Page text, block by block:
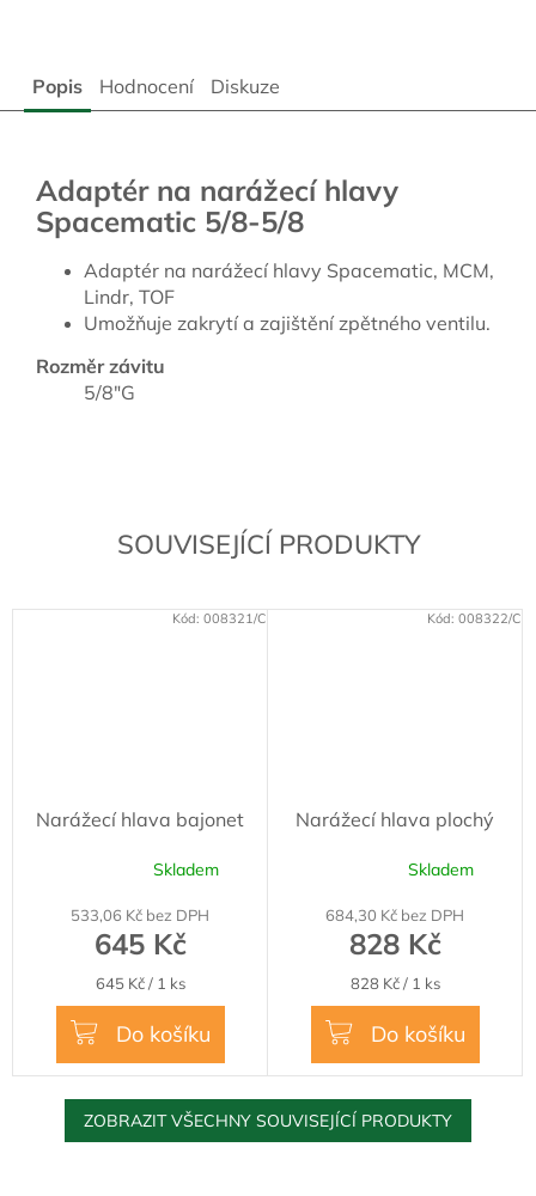
SOUVISEJÍCÍ PRODUKTY
Narážecí hlava bajonet
produktu
hvězdiček.
Skladem
533,06 Kč bez DPH
645 Kč
Měrná
cena:
645 Kč / 1 ks
Do košíku
Kód: 008321/C
Narážecí hlava plochý
produktu
hvězdiček.
Skladem
684,30 Kč bez DPH
828 Kč
Měrná
cena:
828 Kč / 1 ks
Do košíku
Kód: 008322/C
ZOBRAZIT VŠECHNY SOUVISEJÍCÍ PRODUKTY
Popis Hodnocení Diskuze
Adaptér na narážecí hlavy
Spacematic 5/8-5/8
Adaptér na narážecí hlavy Spacematic, MCM,
Lindr, TOF
Umožňuje zakrytí a zajištění zpětného ventilu.
Rozměr závitu
5/8"G